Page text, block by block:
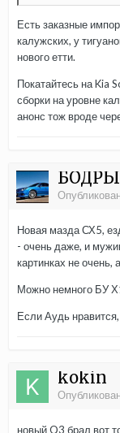
Есть заказные
калужских, у
нового етти.
Покатайтесь на Kia
сборки на уровне
анонс тож вроде
Новая мазда СХ5,
- очень даже, и
картинках не очень,
Можно немного БУ
Если Аудь
kokin
новый Q3 брал вот